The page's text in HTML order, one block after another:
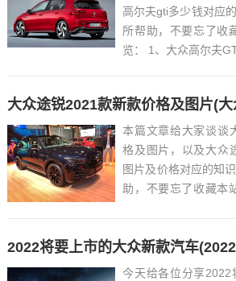
高尔夫gti多少钱对应
所帮助，不要忘了收
览： 1、大众高尔夫
本篇文章给大家谈谈
格及图片，以及大众
图片及价格对应的知
助，不要忘了收藏本
今天给各位分享